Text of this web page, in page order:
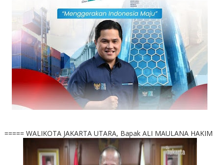
===== WALIKOTA JAKARTA UTARA, Bapak ALI MAULANA HAKIM